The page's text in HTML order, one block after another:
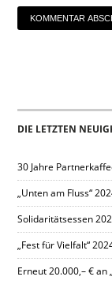
DIE LETZTEN
30 Jahre
„Unten am Fluss“
Solidaritätsessen
„Fest für Vielfalt“
Erneut 20.000,– € an